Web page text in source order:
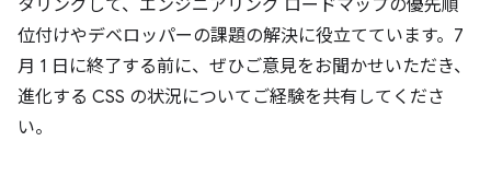
タリングして、エンジニアリング ロードマップの優先順
位付けやデベロッパーの課題の解決に役立てています。7
月 1 日に終了する前に、ぜひご意見をお聞かせいただき、
進化する CSS の状況についてご経験を共有してくださ
い。